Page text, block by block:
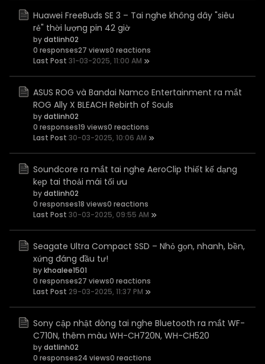
Huawei FreeBuds SE 3 – Tai nghe không dây "siêu
rẻ" thời lượng pin 42 giờ
bydatlinh02
0 responses27 views0 reactions
Last Post 31-03-2025, 11:00 AM
ASUS ROG và Bandai Namco Entertainment ra mắt
ROG Ally X BLEACH Rebirth of Souls
bydatlinh02
0 responses19 views0 reactions
Last Post 30-03-2025, 10:06 AM
Soundcore ra mắt tai nghe AeroClip thiết kế dạng
kẹp tai thoải mái tối ưu
bydatlinh02
0 responses18 views0 reactions
Last Post 30-03-2025, 09:55 AM
Seagate Ultra Compact SSD – Nhỏ gọn, nhanh, bền,
xứng đáng đầu tư!
bykhoalee1501
0 responses27 views0 reactions
Last Post 29-03-2025, 11:37 PM
​Sony cập nhật dòng tai nghe Bluetooth ra mắt WF-
C710N, thêm màu WH-CH720N, WH-CH520​
bydatlinh02
0 responses24 views0 reactions